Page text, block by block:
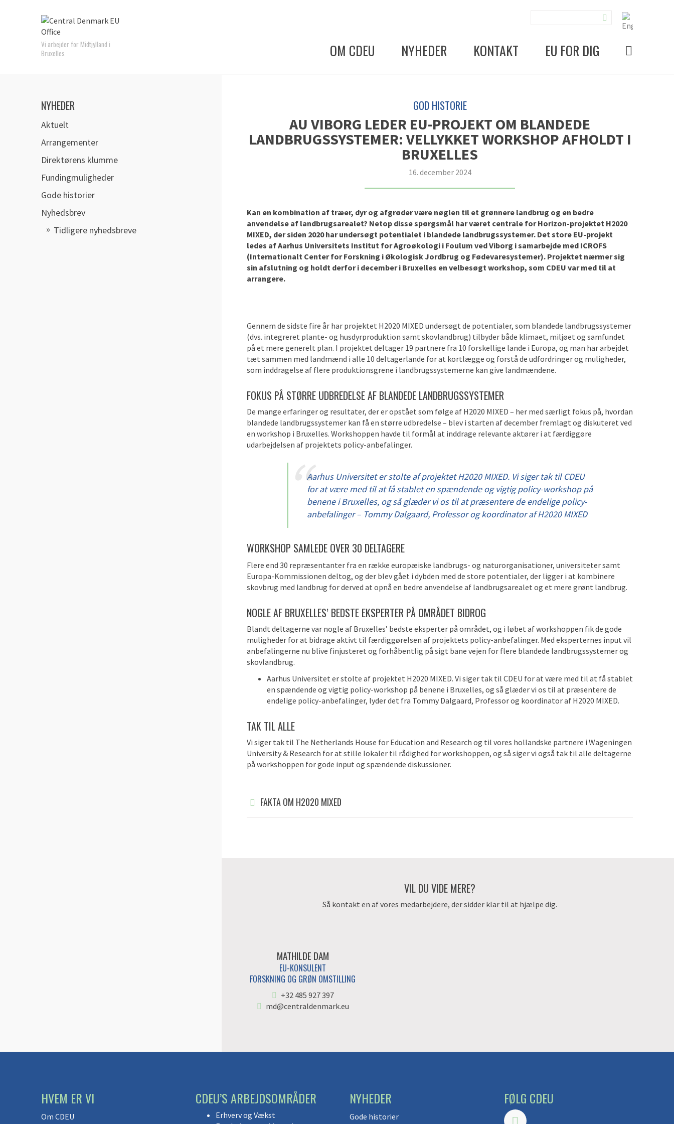
Vi arbejder for Midtjylland i
Bruxelles
OM CDEU NYHEDER KONTAKT EU FOR DIG
NYHEDER
Aktuelt
Arrangementer
Direktørens klumme
Fundingmuligheder
Gode historier
Nyhedsbrev
Tidligere nyhedsbreve
GOD HISTORIE
AU VIBORG LEDER EU-PROJEKT OM BLANDEDE
LANDBRUGSSYSTEMER: VELLYKKET WORKSHOP AFHOLDT I
BRUXELLES
16. december 2024
Kan en kombination af træer, dyr og afgrøder være nøglen til et grønnere landbrug og en bedre
anvendelse af landbrugsarealet? Netop disse spørgsmål har været centrale for Horizon-projektet H2020
MIXED, der siden 2020 har undersøgt potentialet i blandede landbrugssystemer. Det store EU-projekt
ledes af Aarhus Universitets Institut for Agroøkologi i Foulum ved Viborg i samarbejde med ICROFS
(Internationalt Center for Forskning i Økologisk Jordbrug og Fødevaresystemer). Projektet nærmer sig
sin afslutning og holdt derfor i december i Bruxelles en velbesøgt workshop, som CDEU var med til at
arrangere.
Gennem de sidste fire år har projektet H2020 MIXED undersøgt de potentialer, som blandede landbrugssystemer
(dvs. integreret plante- og husdyrproduktion samt skovlandbrug) tilbyder både klimaet, miljøet og samfundet
på et mere generelt plan. I projektet deltager 19 partnere fra 10 forskellige lande i Europa, og man har arbejdet
tæt sammen med landmænd i alle 10 deltagerlande for at kortlægge og forstå de udfordringer og muligheder,
som inddragelse af flere produktionsgrene i landbrugssystemerne kan give landmændene.
FOKUS PÅ STØRRE UDBREDELSE AF BLANDEDE LANDBRUGSSYSTEMER
De mange erfaringer og resultater, der er opstået som følge af H2020 MIXED – her med særligt fokus på, hvordan
blandede landbrugssystemer kan få en større udbredelse – blev i starten af december fremlagt og diskuteret ved
en workshop i Bruxelles. Workshoppen havde til formål at inddrage relevante aktører i at færdiggøre
udarbejdelsen af projektets policy-anbefalinger.
Aarhus Universitet er stolte af projektet H2020 MIXED. Vi siger tak til CDEU
for at være med til at få stablet en spændende og vigtig policy-workshop på
benene i Bruxelles, og så glæder vi os til at præsentere de endelige policy-
anbefalinger – Tommy Dalgaard, Professor og koordinator af H2020 MIXED
WORKSHOP SAMLEDE OVER 30 DELTAGERE
Flere end 30 repræsentanter fra en række europæiske landbrugs- og naturorganisationer, universiteter samt
Europa-Kommissionen deltog, og der blev gået i dybden med de store potentialer, der ligger i at kombinere
skovbrug med landbrug for derved at opnå en bedre anvendelse af landbrugsarealet og et mere grønt landbrug.
NOGLE AF BRUXELLES’ BEDSTE EKSPERTER PÅ OMRÅDET BIDROG
Blandt deltagerne var nogle af Bruxelles’ bedste eksperter på området, og i løbet af workshoppen fik de gode
muligheder for at bidrage aktivt til færdiggørelsen af projektets policy-anbefalinger. Med eksperternes input vil
anbefalingerne nu blive finjusteret og forhåbentlig på sigt bane vejen for flere blandede landbrugssystemer og
skovlandbrug.
Aarhus Universitet er stolte af projektet H2020 MIXED. Vi siger tak til CDEU for at være med til at få stablet
en spændende og vigtig policy-workshop på benene i Bruxelles, og så glæder vi os til at præsentere de
endelige policy-anbefalinger, lyder det fra Tommy Dalgaard, Professor og koordinator af H2020 MIXED.
TAK TIL ALLE
Vi siger tak til The Netherlands House for Education and Research og til vores hollandske partnere i Wageningen
University & Research for at stille lokaler til rådighed for workshoppen, og så siger vi også tak til alle deltagerne
på workshoppen for gode input og spændende diskussioner.
FAKTA OM H2020 MIXED
VIL DU VIDE MERE?
Så kontakt en af vores medarbejdere, der sidder klar til at hjælpe dig.
MATHILDE DAM
EU-KONSULENT
FORSKNING OG GRØN OMSTILLING
+32 485 927 397
md@centraldenmark.eu
HVEM ER VI
Om CDEU
CDEU’S ARBEJDSOMRÅDER
Erhverv og Vækst
NYHEDER
Gode historier
FØLG CDEU